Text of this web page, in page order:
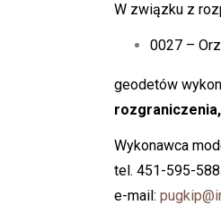
W związku z
0027 –
geodetów
Wykonawca
tel. 451-595-588
e-mail: